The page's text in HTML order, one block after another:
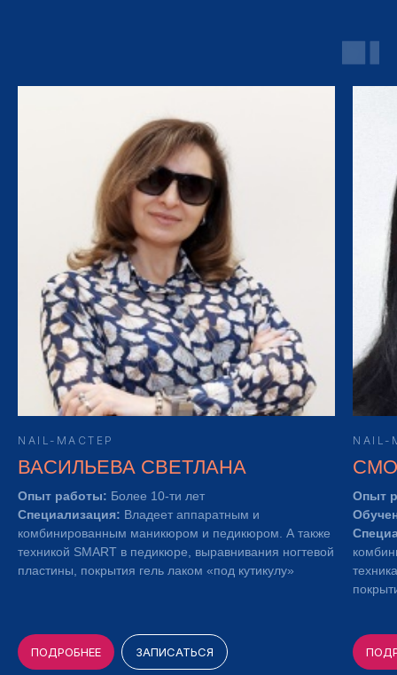
NAIL-МАСТЕР
ВАСИЛЬЕВА СВЕТЛАНА
Опыт работы: Более 10-ти лет
Специализация: Владеет аппаратным и
комбинированным маникюром и педикюром. А также
техникой SMART в педикюре, выравнивания ногтевой
пластины, покрытия гель лаком «под кутикулу»
ПОДРОБНЕЕ ЗАПИСАТЬСЯ
Опыт